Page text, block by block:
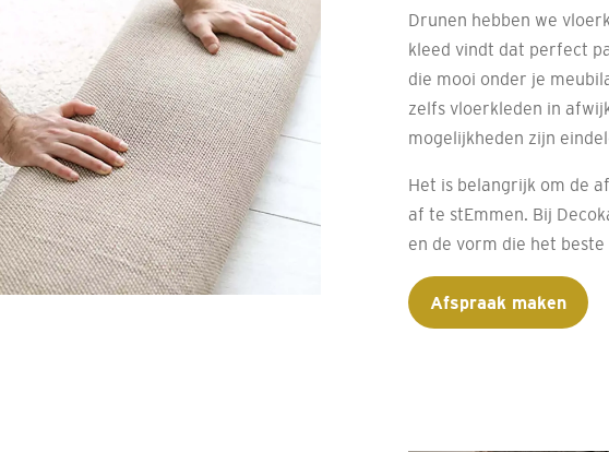
Drunen hebben we
kleed vindt dat perfect
die mooi onder je
zelfs vloerkleden in
mogelijkheden zijn
Het is belangrijk om de
af te stEmmen. Bij
en de vorm die het
Afspraak maken